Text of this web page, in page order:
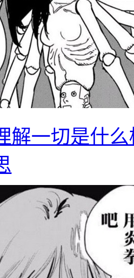
解一切是什